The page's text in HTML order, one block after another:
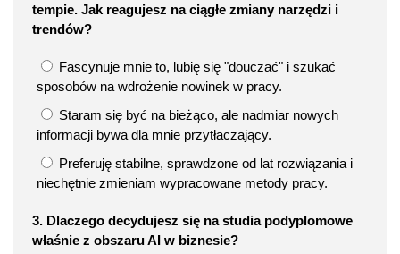
tempie. Jak reagujesz na ciągłe zmiany narzędzi i
trendów?
Fascynuje mnie to, lubię się "douczać" i szukać
sposobów na wdrożenie nowinek w pracy.
Staram się być na bieżąco, ale nadmiar nowych
informacji bywa dla mnie przytłaczający.
Preferuję stabilne, sprawdzone od lat rozwiązania i
niechętnie zmieniam wypracowane metody pracy.
3. Dlaczego decydujesz się na studia podyplomowe
właśnie z obszaru AI w biznesie?